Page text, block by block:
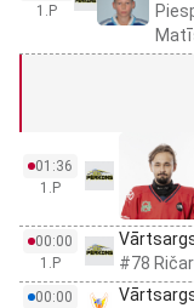
1.P
01:36
1.P
00:00
1.P
#78
00:00